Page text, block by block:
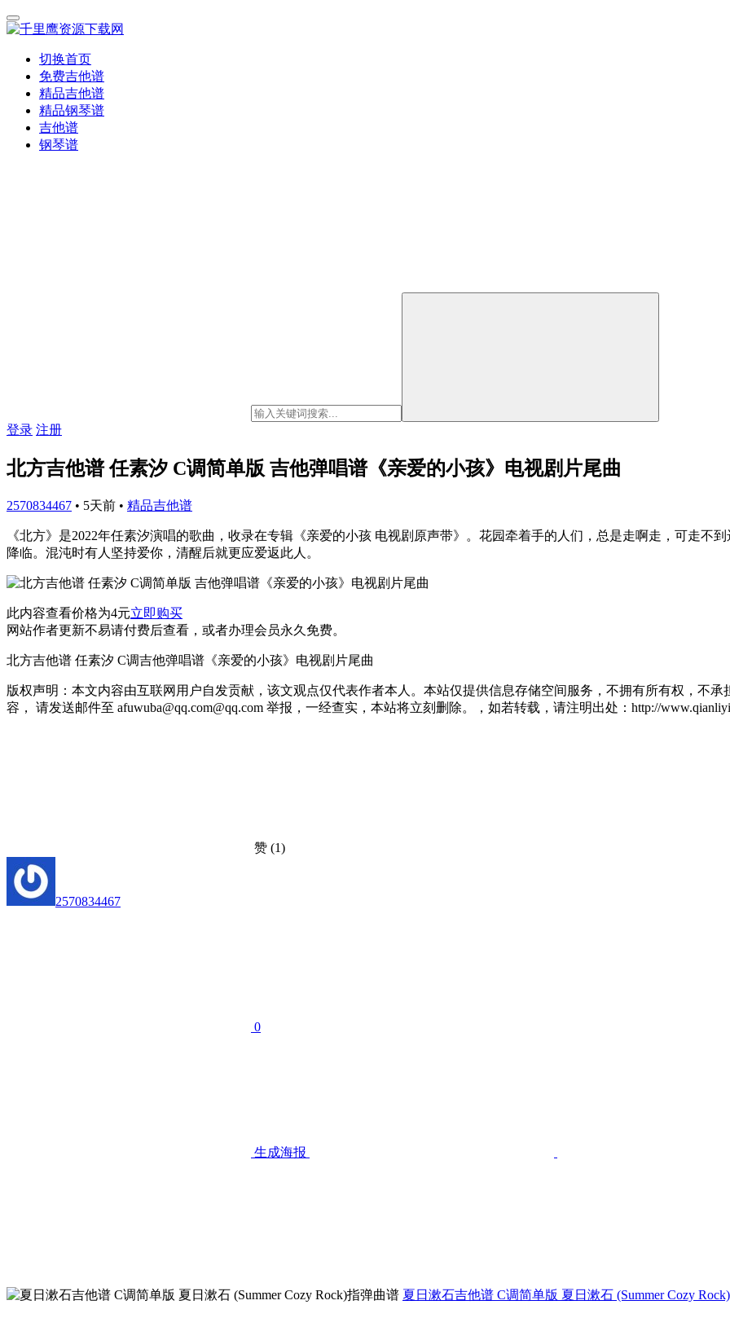
切换首页
免费吉他谱
精品吉他谱
精品钢琴谱
吉他谱
钢琴谱
登录 注册
北方吉他谱 任素汐 C调简单版 吉他弹唱谱《亲爱的小孩》电视剧片尾曲
2570834467 • 5天前 • 精品吉他谱
《北方》是2022年任素汐演唱的歌曲，收录在专辑《亲爱的小孩 电视剧原声带》。花园牵着手的人们，总是走啊走，可走不
降临。混沌时有人坚持爱你，清醒后就更应爱返此人。
此内容查看价格为4元立即购买
网站作者更新不易请付费后查看，或者办理会员永久免费。
北方吉他谱 任素汐 C调吉他弹唱谱《亲爱的小孩》电视剧片尾曲
版权声明：本文内容由互联网用户自发贡献，该文观点仅代表作者本人。本站仅提供信息存储空间服务，不拥有所有权，不
容， 请发送邮件至 afuwuba@qq.com@qq.com 举报，一经查实，本站将立刻删除。，如若转载，请注明出处：http://
赞 (1)
2570834467
0
生成海报
夏日漱石吉他谱 C调简单版 夏日漱石 (Summer Cozy